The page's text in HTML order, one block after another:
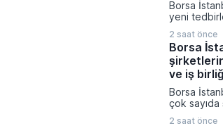
Müslüman
saldırı
gerektiğini
Borsa
yeni
Platformu
açıklamada
Enerji ve
paylarına
Ağustos
girecek.
2 saat önce
Borsa
ve iş
Borsa
çok sayıda
farklı
2 saat önce